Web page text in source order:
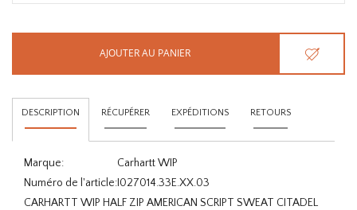
AJOUTER AU PANIER
DESCRIPTION RÉCUPÉRER EXPÉDITIONS RETOURS
Marque:
Carhartt WIP
Numéro de l'article:I027014.33E.XX.03
CARHARTT WIP HALF ZIP AMERICAN SCRIPT SWEAT CITADEL